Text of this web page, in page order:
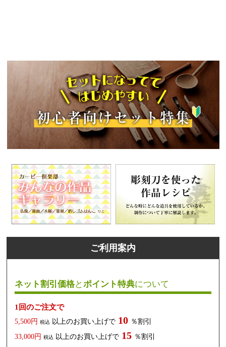
ご利用案内
ネット割引価格とポイント特典について
1回のご注文で
5,500円 税込 以上のお買い上げで 10 ％割引
33,000円 税込 以上のお買い上げで 15 ％割引